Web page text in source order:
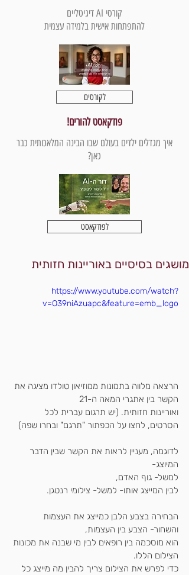
קורסי AI דיגיטליים
להתפתחות אישית בלמידה עצמית
לקורסים
פודקאסט להורים!
איך מגדלים ילדים בעולם שבו הבינה המלאכותית כבר
כאן?
לפודקאסט
מושגים בסיסיים באוריינות חזותית
https://www.youtube.com/watch?
v=O39niAzuapc&feature=emb_logo
הרצאה מלווה בתמונות ממוזיאון טולדו מציגה את
הקשר בין אתגרי המאה ה-21
ואוריינות חזותית. (יש תרגום עברית לכל
הסרטים, לחצו על הכפתור "תרגם" ובחרו שפה)
לדוגמה, מעניין לראות את הקשר שבין הדבר
המיוצג-
למשל- גוף האדם,
לבין המייצג אותו- למשל- צילומי רנטגן.
הבחירה בצבע הלבן כמייצג את העצמות
והשחור- הצבע בין העצמות,
הוא מוסכמה בין רופאים לבין מי שבנה את מכונות
הצילום הללו.
כדי לפרש את הצילום צריך להבין מה מייצג כל